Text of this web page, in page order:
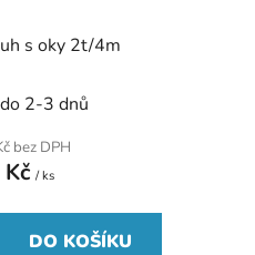
s oky 2t/4m
2-3 dnů
bez DPH
/ ks
DO KOŠÍKU